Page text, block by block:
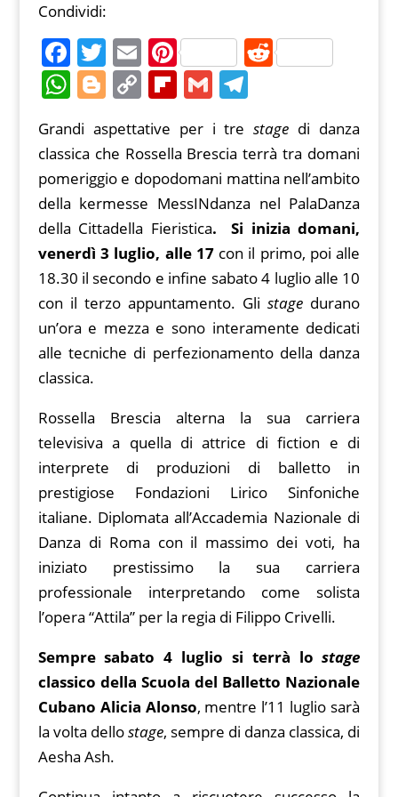
Condividi:
F
a
c
e
b
o
o
k
T
w
itt
er
E
m
ai
l
Pi
nt
er
e
st
R
di
t
W
h
at
s
A
p
p
Bl
g
g
er
C
o
p
y
Li
n
k
Fl
b
o
ar
d
G
m
ai
l
T
e
gr
a
m
Grandi aspettative per i trestage di danza
classica che Rossella Brescia terrà tra domani
pomeriggio e dopodomani mattina nell’ambito
della kermesse MessINdanza nel PalaDanza
della Cittadella Fieristica. Si inizia domani,
venerdì 3 luglio, alle 17 con il primo, poi alle
18.30 il secondo e infine sabato 4 luglio alle 10
con il terzo appuntamento. Glistage durano
un’ora e mezza e sono interamente dedicati
alle tecniche di perfezionamento della danza
classica.
Rossella Brescia alterna la sua carriera
televisiva a quella di attrice di fiction e di
interprete di produzioni di balletto in
prestigiose Fondazioni Lirico Sinfoniche
italiane. Diplomata all’Accademia Nazionale di
Danza di Roma con il massimo dei voti, ha
iniziato prestissimo la sua carriera
professionale interpretando come solista
l’opera “Attila” per la regia di Filippo Crivelli.
Sempre sabato 4 luglio si terrà lostage
classico della Scuola del Balletto Nazionale
Cubano Alicia Alonso, mentre l’11 luglio sarà
la volta dellostage, sempre di danza classica, di
Aesha Ash.